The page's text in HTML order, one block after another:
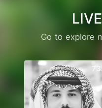
Go to explore